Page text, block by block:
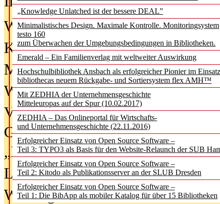
„Knowledge Unlatched ist der bessere DEAL”
Minimalistisches Design. Maximale Kontrolle. Monitoringsystem
testo 160
zum Überwachen der Umgebungsbedingungen in Bibliotheken.
Emerald – Ein Familienverlag mit weltweiter Auswirkung
Hochschulbibliothek Ansbach als erfolgreicher Pionier im
bibliothecas neuem Rückgabe- und Sortiersystem flex AMH™
Mit ZEDHIA der Unternehmensgeschichte
Mitteleuropas auf der Spur (10.02.2017)
ZEDHIA – Das Onlineportal für Wirtschafts-
und Unternehmensgeschichte (22.11.2016)
Erfolgreicher Einsatz von Open Source Software –
Teil 3: TYPO3 als Basis für den Website-Relaunch der SUB
Erfolgreicher Einsatz von Open Source Software –
Teil 2: Kitodo als Publikationsserver an der SLUB Dresden
Erfolgreicher Einsatz von Open Source Software –
Teil 1: Die BibApp als mobiler Katalog für über 15 Bibliotheken
Was Hochschul­bibliotheken von
Kinder in der digitalen Welt
Metadaten als Infrastruktur
Wenn Bots katalogisieren
Von Abschlusskleidern bis
Geisterjagd-Ausrüstung in der
„Library of Things“ unterwegs
Lesen als Infrastrukturaufgabe
Wie Jugendliche Social Media